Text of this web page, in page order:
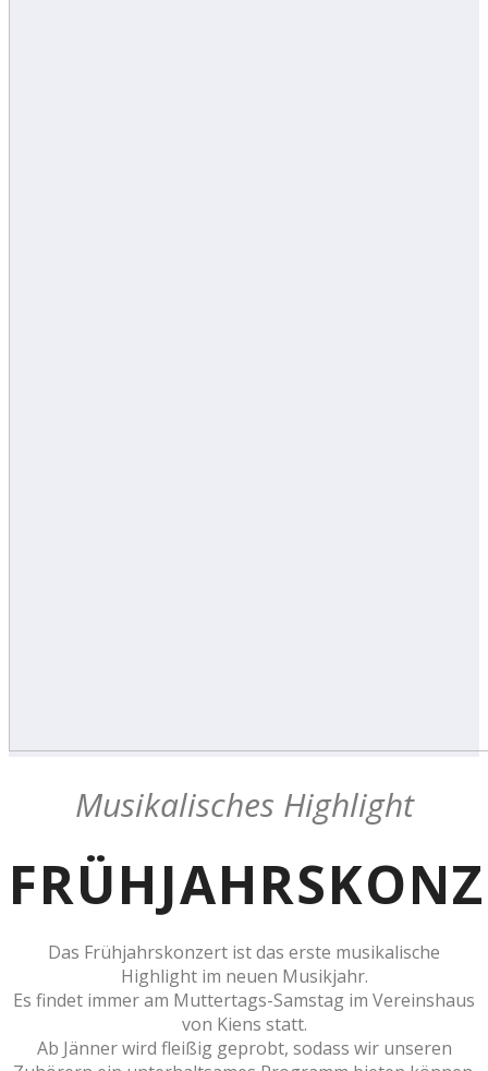
Musikalisches Highlight
Das Frühjahrskonzert ist das erste musikalische
Highlight im neuen Musikjahr.
Es findet immer am Muttertags-Samstag im Vereinshaus
von Kiens statt.
Ab Jänner wird fleißig geprobt, sodass wir unseren